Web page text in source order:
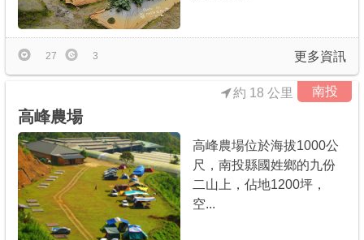
更多資訊
27 3
南投
高峰農場
約 18 公里
高峰農場位於海拔1000公
尺，南投縣國姓鄉的九份
二山上，佔地1200坪，
空...